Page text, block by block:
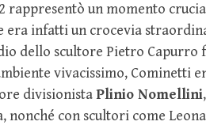
rappresentò un momento
era infatti un crocevia
dello scultore Pietro Capurro
vivacissimo, Cominetti
divisionistaPlinio Nomellini
nonché con scultori come